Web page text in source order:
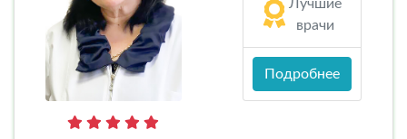
Лучшие
врачи
Подробнее